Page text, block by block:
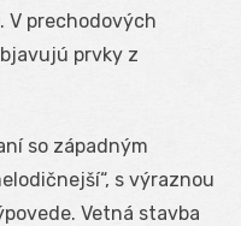
V prechodových
prvky z
so západným
s výraznou
Vetná stavba